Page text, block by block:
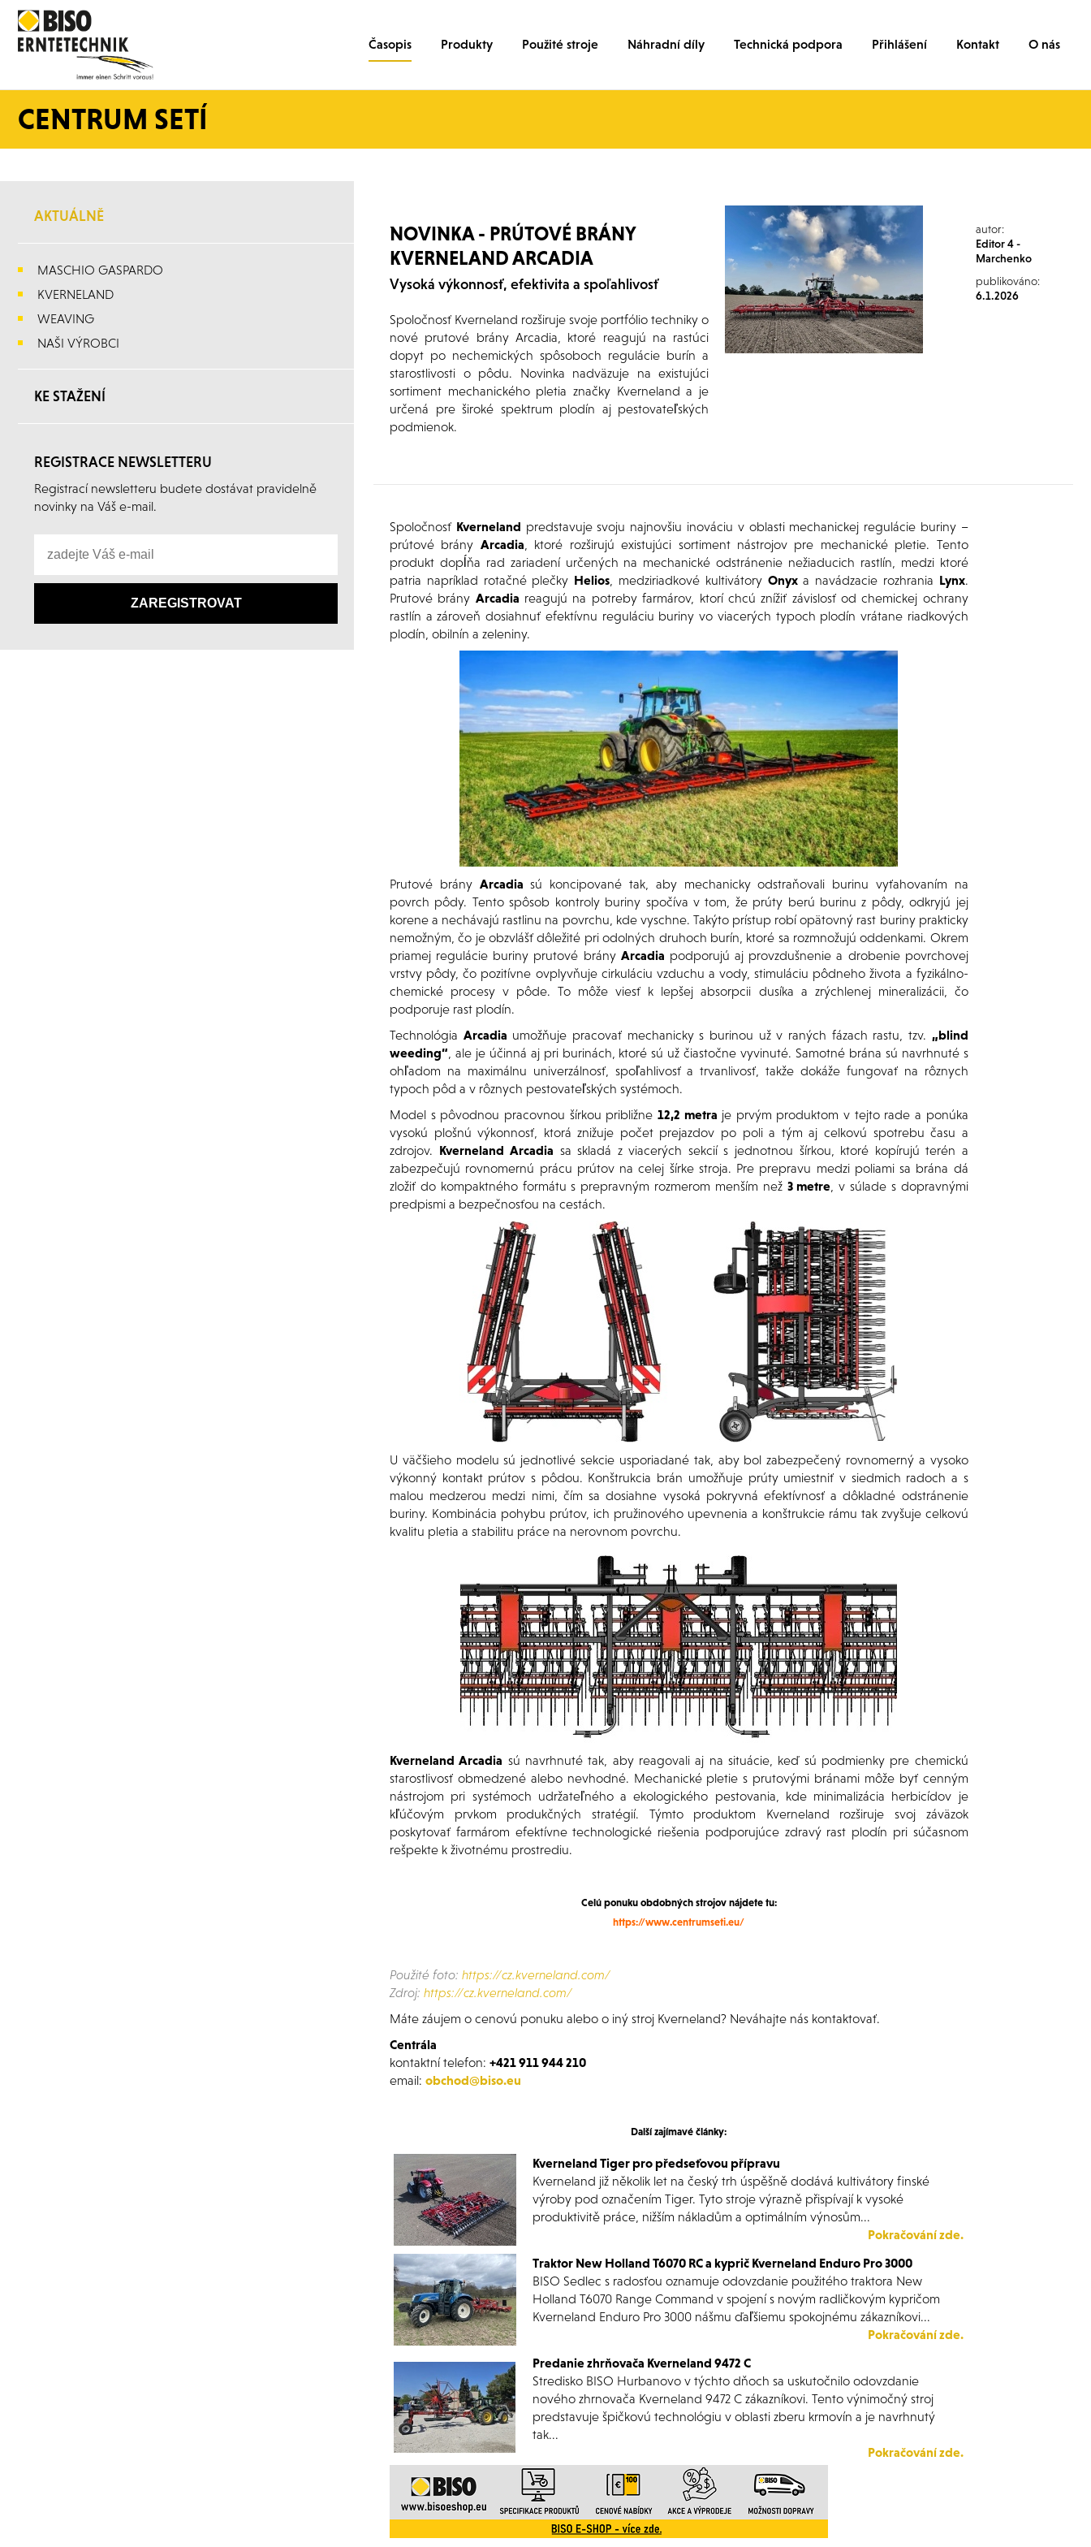
Časopis Produkty Použité stroje Náhradní díly Technická podpora Přihlášení Kontakt O nás
CENTRUM SETÍ
AKTUÁLNĚ
MASCHIO GASPARDO
KVERNELAND
WEAVING
NAŠI VÝROBCI
KE STAŽENÍ
REGISTRACE NEWSLETTERU
Registrací newsletteru budete dostávat pravidelně
novinky na Váš e-mail.
NOVINKA - PRÚTOVÉ BRÁNY
KVERNELAND ARCADIA
Vysoká výkonnosť, efektivita a spoľahlivosť
autor:
Editor 4 -
Marchenko
publikováno:
6.1.2026
Spoločnosť Kverneland rozširuje svoje portfólio techniky o
nové prutové brány Arcadia, ktoré reagujú na rastúci
dopyt po nechemických spôsoboch regulácie burín a
starostlivosti o pôdu. Novinka nadväzuje na existujúci
sortiment mechanického pletia značky Kverneland a je
určená pre široké spektrum plodín aj pestovateľských
podmienok.
Spoločnosť Kverneland predstavuje svoju najnovšiu inováciu v oblasti mechanickej regulácie buriny –
prútové brány Arcadia , ktoré rozširujú existujúci sortiment nástrojov pre mechanické pletie. Tento
produkt dopĺňa rad zariadení určených na mechanické odstránenie nežiaducich rastlín, medzi ktoré
patria napríklad rotačné plečky Helios , medziriadkové kultivátory Onyxa navádzacie rozhrania Lynx.
Prutové brány Arcadia reagujú na potreby farmárov, ktorí chcú znížiť závislosť od chemickej ochrany
rastlín a zároveň dosiahnuť efektívnu reguláciu buriny vo viacerých typoch plodín vrátane riadkových
plodín, obilnín a zeleniny.
Prutové brány Arcadia sú koncipované tak, aby mechanicky odstraňovali burinu vyťahovaním na
povrch pôdy. Tento spôsob kontroly buriny spočíva v tom, že prúty berú burinu z pôdy, odkryjú jej
korene a nechávajú rastlinu na povrchu, kde vyschne. Takýto prístup robí opätovný rast buriny prakticky
nemožným, čo je obzvlášť dôležité pri odolných druhoch burín, ktoré sa rozmnožujú oddenkami. Okrem
priamej regulácie buriny prutové brány Arcadia podporujú aj provzdušnenie a drobenie povrchovej
vrstvy pôdy, čo pozitívne ovplyvňuje cirkuláciu vzduchu a vody, stimuláciu pôdneho života a fyzikálno-
chemické procesy v pôde. To môže viesť k lepšej absorpcii dusíka a zrýchlenej mineralizácii, čo
podporuje rast plodín.
Technológia Arcadia umožňuje pracovať mechanicky s burinou už v raných fázach rastu, tzv. „blind
weeding“ , ale je účinná aj pri burinách, ktoré sú už čiastočne vyvinuté. Samotné brána sú navrhnuté s
ohľadom na maximálnu univerzálnosť, spoľahlivosť a trvanlivosť, takže dokáže fungovať na rôznych
typoch pôd a v rôznych pestovateľských systémoch.
Model s pôvodnou pracovnou šírkou približne 12,2 metra je prvým produktom v tejto rade a ponúka
vysokú plošnú výkonnosť, ktorá znižuje počet prejazdov po poli a tým aj celkovú spotrebu času a
zdrojov. Kverneland Arcadia sa skladá z viacerých sekcií s jednotnou šírkou, ktoré kopírujú terén a
zabezpečujú rovnomernú prácu prútov na celej šírke stroja. Pre prepravu medzi poliami sa brána dá
zložiť do kompaktného formátu s prepravným rozmerom menším než 3 metre , v súlade s dopravnými
predpismi a bezpečnosťou na cestách.
U väčšieho modelu sú jednotlivé sekcie usporiadané tak, aby bol zabezpečený rovnomerný a vysoko
výkonný kontakt prútov s pôdou. Konštrukcia brán umožňuje prúty umiestniť v siedmich radoch a s
malou medzerou medzi nimi, čím sa dosiahne vysoká pokryvná efektívnosť a dôkladné odstránenie
buriny. Kombinácia pohybu prútov, ich pružinového upevnenia a konštrukcie rámu tak zvyšuje celkovú
kvalitu pletia a stabilitu práce na nerovnom povrchu.
Kverneland Arcadia sú navrhnuté tak, aby reagovali aj na situácie, keď sú podmienky pre chemickú
starostlivosť obmedzené alebo nevhodné. Mechanické pletie s prutovými bránami môže byť cenným
nástrojom pri systémoch udržateľného a ekologického pestovania, kde minimalizácia herbicídov je
kľúčovým prvkom produkčných stratégií. Týmto produktom Kverneland rozširuje svoj záväzok
poskytovať farmárom efektívne technologické riešenia podporujúce zdravý rast plodín pri súčasnom
rešpekte k životnému prostrediu.
Celú ponuku obdobných strojov nájdete tu:
https://www.centrumseti.eu/
Použité foto: https://cz.kverneland.com/
Zdroj: https://cz.kverneland.com/
Máte záujem o cenovú ponuku alebo o iný stroj Kverneland? Neváhajte nás kontaktovať.
Centrála
kontaktní telefon: +421 911 944 210
email: obchod@biso.eu
Další zajímavé články:
Kverneland Tiger pro předseťovou přípravu
Kverneland již několik let na český trh úspěšně dodává kultivátory finské
výroby pod označením Tiger. Tyto stroje výrazně přispívají k vysoké
produktivitě práce, nižším nákladům a optimálním výnosům...
Pokračování zde.
Traktor New Holland T6070 RC a kyprič Kverneland Enduro Pro 3000
BISO Sedlec s radosťou oznamuje odovzdanie použitého traktora New
Holland T6070 Range Command v spojení s novým radličkovým kypričom
Kverneland Enduro Pro 3000 nášmu ďaľšiemu spokojnému zákazníkovi...
Pokračování zde.
Predanie zhrňovača Kverneland 9472 C
Stredisko BISO Hurbanovo v týchto dňoch sa uskutočnilo odovzdanie
nového zhrnovača Kverneland 9472 C zákazníkovi. Tento výnimočný stroj
predstavuje špičkovú technológiu v oblasti zberu krmovín a je navrhnutý
tak...
Pokračování zde.